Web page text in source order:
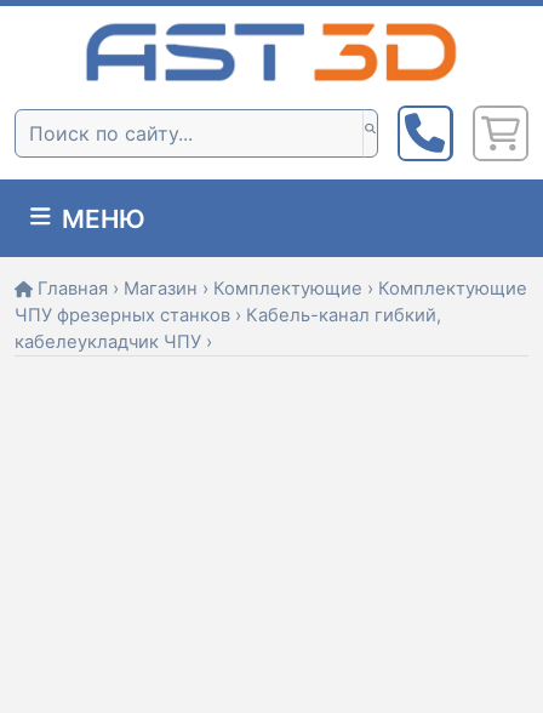
Skip
Поиск:
МЕНЮ
Главная › Магазин › Комплектующие › Комплектующие
ЧПУ фрезерных станков › Кабель-канал гибкий,
кабелеукладчик ЧПУ ›